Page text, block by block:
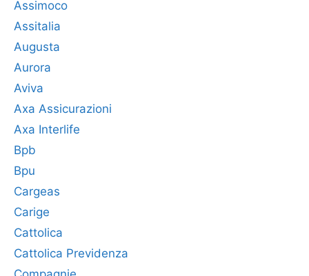
Assimoco
Assitalia
Augusta
Aurora
Aviva
Axa Assicurazioni
Axa Interlife
Bpb
Bpu
Cargeas
Carige
Cattolica
Cattolica Previdenza